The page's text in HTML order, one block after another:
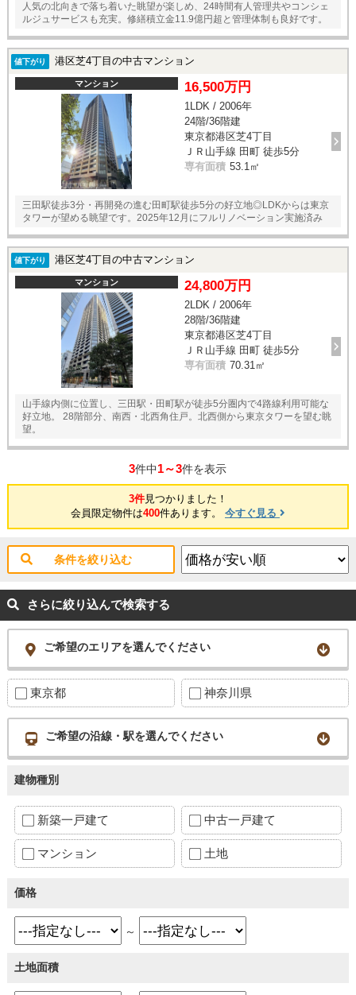
人気の北向きで落ち着いた眺望が楽しめ、24時間有人管理共やコンシェ
ルジュサービスも充実。修繕積立金11.9億円超と管理体制も良好です。
値下がり 港区芝4丁目の中古マンション
マンション 16,500万円
1LDK / 2006年
24階/36階建
東京都港区芝4丁目
ＪＲ山手線 田町 徒歩5分
専有面積 53.1㎡
三田駅徒歩3分・再開発の進む田町駅徒歩5分の好立地◎LDKからは東京
タワーが望める眺望です。2025年12月にフルリノベーション実施済み
値下がり 港区芝4丁目の中古マンション
マンション 24,800万円
2LDK / 2006年
28階/36階建
東京都港区芝4丁目
ＪＲ山手線 田町 徒歩5分
専有面積 70.31㎡
山手線内側に位置し、三田駅・田町駅が徒歩5分圏内で4路線利用可能な
好立地。 28階部分、南西・北西角住戸。北西側から東京タワーを望む眺
望。
3件中1～3件を表示
3件見つかりました！
会員限定物件は400件あります。 今すぐ見る
条件を絞り込む
さらに絞り込んで検索する
ご希望のエリアを選んでください
東京都 神奈川県
ご希望の沿線・駅を選んでください
建物種別
新築一戸建て 中古一戸建て
マンション 土地
価格
～
土地面積